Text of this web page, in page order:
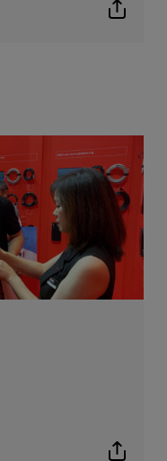
Show
Show